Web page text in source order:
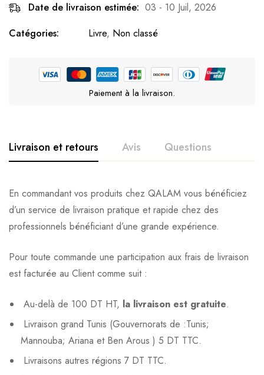
Date de livraison estimée: 03 - 10 Juil, 2026
Catégories:
Livre, Non classé
Paiement à la livraison.
Livraison et retours Avis Questions
En commandant vos produits chez QALAM vous bénéficiez
d’un service de livraison pratique et rapide chez des
professionnels bénéficiant d’une grande expérience.
Pour toute commande une participation aux frais de livraison
est facturée au Client comme suit :
Au-delà de 100 DT HT, la livraison est gratuite.
Livraison grand Tunis (Gouvernorats de :Tunis;
Mannouba; Ariana et Ben Arous ) 5 DT TTC.
Livraisons autres régions 7 DT TTC.